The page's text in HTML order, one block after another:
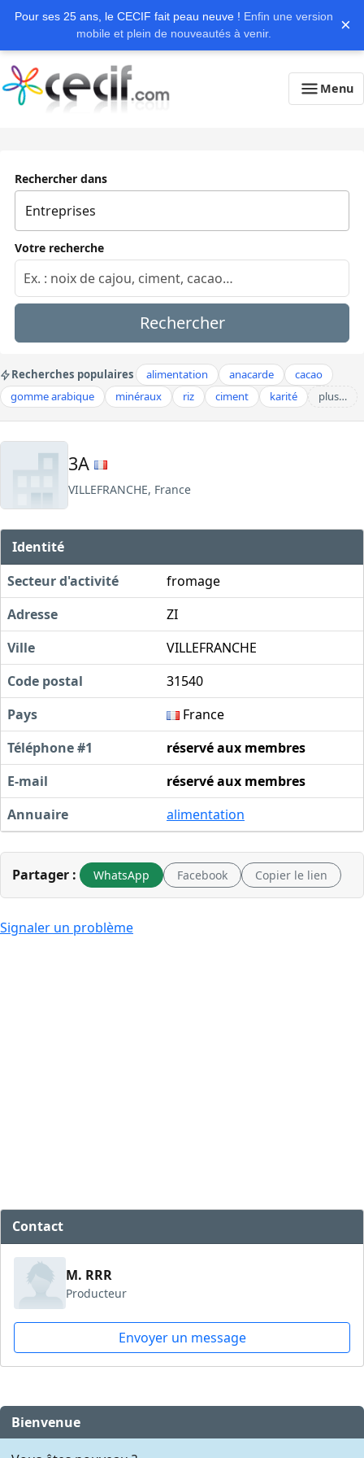
Pour ses 25 ans, le CECIF fait peau neuve ! Enfin une version
mobile et plein de nouveautés à venir.
×
Menu
Rechercher dans
Votre recherche
Rechercher
Recherches populaires alimentation anacarde
cacao
gomme arabique
minéraux riz ciment karité plus…
3A
VILLEFRANCHE, France
Identité
Secteur d'activité
fromage
Adresse
ZI
Ville
VILLEFRANCHE
Code postal
31540
Pays
France
Téléphone #1
réservé aux membres
E-mail
réservé aux membres
Annuaire
alimentation
Partager : WhatsApp Facebook Copier le lien
Signaler un problème
Contact
M. RRR
Producteur
Envoyer un message
Bienvenue